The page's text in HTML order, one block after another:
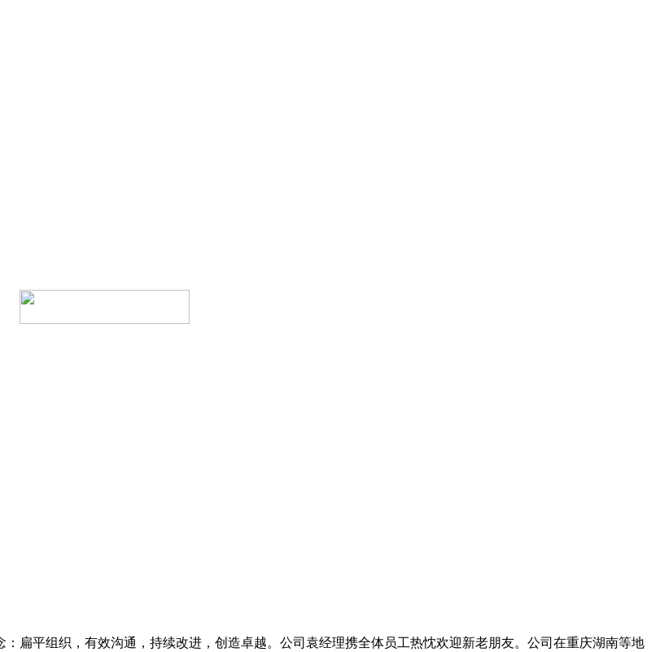
平组织，有效沟通，持续改进，创造卓越。公司袁经理携全体员工热忱欢迎新老朋友。公司在重庆湖南等地